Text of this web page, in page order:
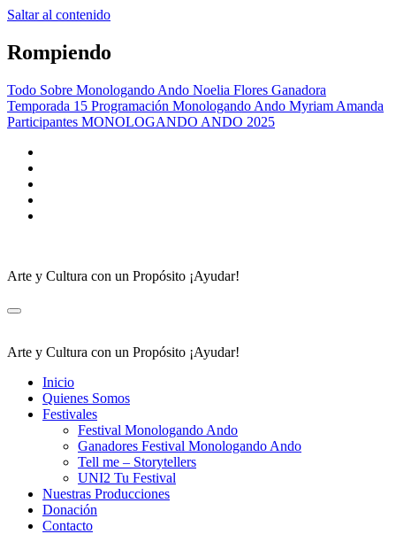
Saltar al contenido
Rompiendo
Todo Sobre Monologando Ando Noelia Flores Ganadora
Temporada 15 Programación Monologando Ando Myriam Amanda
Participantes MONOLOGANDO ANDO 2025
Arte y Cultura con un Propósito ¡Ayudar!
Arte y Cultura con un Propósito ¡Ayudar!
Inicio
Quienes Somos
Festivales
Festival Monologando Ando
Ganadores Festival Monologando Ando
Tell me – Storytellers
UNI2 Tu Festival
Nuestras Producciones
Donación
Contacto